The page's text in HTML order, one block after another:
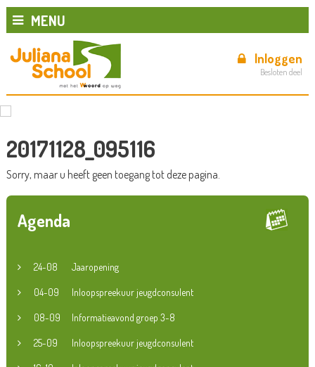
MENU
Inloggen
Besloten deel
20171128_095116
Sorry, maar u heeft geen toegang tot deze pagina.
Agenda
24-08 Jaaropening
04-09 Inloopspreekuur jeugdconsulent
08-09 Informatieavond groep 3-8
25-09 Inloopspreekuur jeugdconsulent